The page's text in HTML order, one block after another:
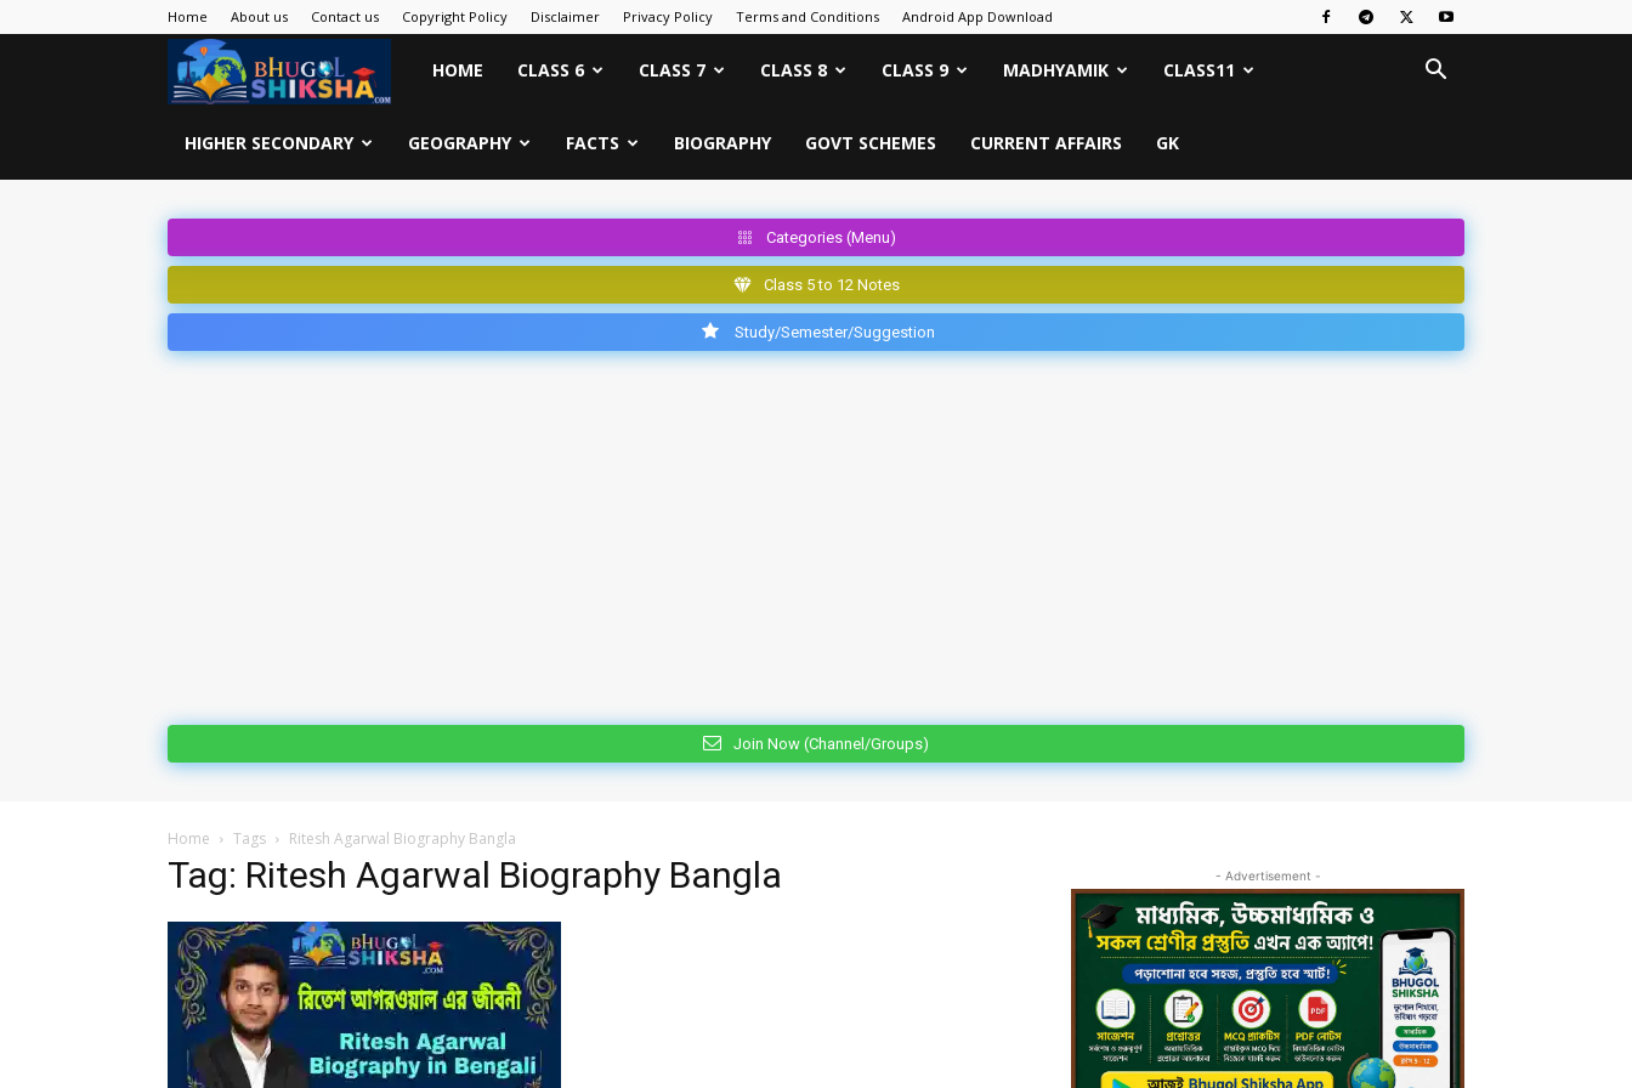
Home About us Contact us Copyright Policy Disclaimer Privacy Policy Terms and Conditions Android App Download
Bhugol
Shiksha
HOME CLASS 6 CLASS 7 CLASS 8 CLASS 9 MADHYAMIK CLASS11
HIGHER SECONDARY GEOGRAPHY FACTS BIOGRAPHY GOVT SCHEMES CURRENT AFFAIRS GK
Categories (Menu)
Class 5 to 12 Notes
Study/Semester/Suggestion
Join Now (Channel/Groups)
Home Tags Ritesh Agarwal Biography Bangla
Tag: Ritesh Agarwal Biography Bangla - Advertisement -